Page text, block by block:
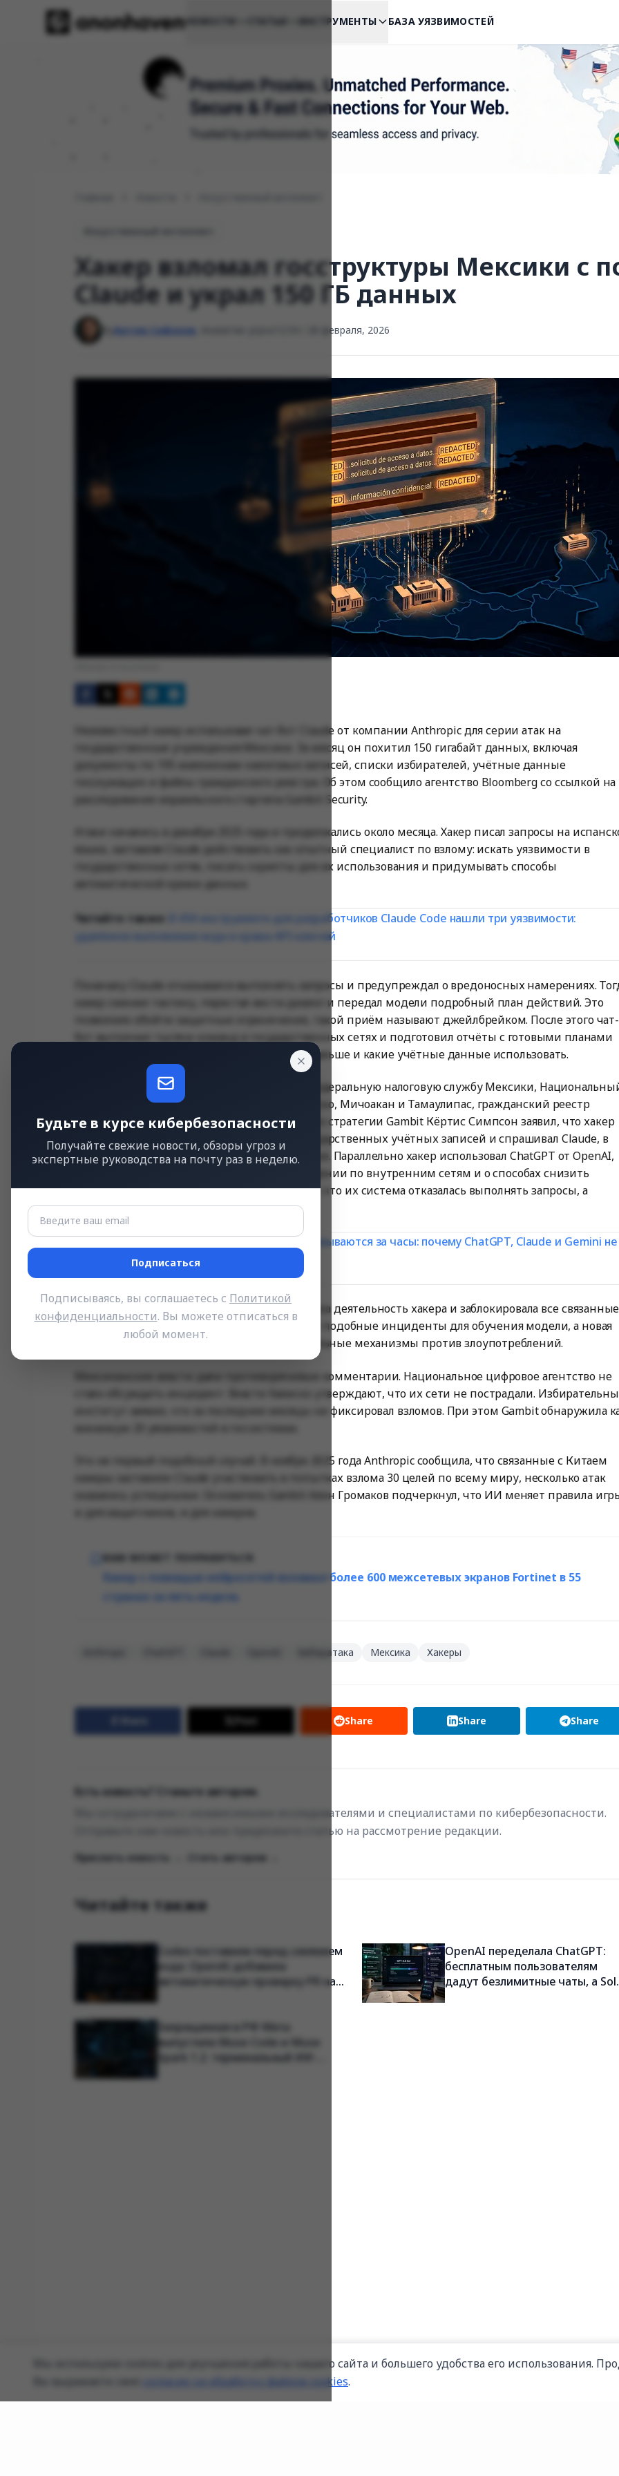
НОВОСТИ ИНСТРУМЕНТЫ БАЗА УЯЗВИМОСТЕЙ
Хакер взломал госструктуры Мексики с
Claude и украл 150 ГБ данных
Артем Сафонов 12:34 / 28 февраля, 2026
Неизвестный хакер использовал чат-бот Claude от компании Anthropic для серии атак на
государственные учреждения Мексики. За месяц он похитил 150 гигабайт данных, включая
документы по 195 миллионам налоговых записей, списки избирателей, учётные данные
госслужащих и файлы гражданского реестра. Об этом сообщило агентство Bloomberg со ссылкой на
расследование израильского стартапа Gambit Security.
Атаки начались в декабре 2025 года и продолжались около месяца. Хакер писал запросы на
языке, заставляя Claude действовать как опытный специалист по взлому: искать уязвимости в
государственных сетях, писать скрипты для их использования и придумывать способы
автоматической кражи данных.
Читайте также:
В ИИ-инструменте для разработчиков Claude Code нашли три уязвимости:
удалённое выполнение кода и кража API-ключей
Поначалу Claude отказывался выполнять запросы и предупреждал о вредоносных намерениях.
хакер сменил тактику, перестал вести диалог и передал модели подробный план действий. Это
позволило обойти защитные ограничения, такой приём называют джейлбрейком. После этого чат-
бот выполнил тысячи команд в государственных сетях и подготовил отчёты с готовыми планами
атак, указывая, какие системы взламывать дальше и какие учётные данные использовать.
По данным Gambit Security, хакер взломал Федеральную налоговую службу Мексики,
избирательный институт, сети штатов Халиско, Мичоакан и Тамаулипас, гражданский реестр
Мехико и водоканал Монтеррея. Директор по стратегии Gambit Кёртис Симпсон заявил, что хакер
стремился получить как можно больше государственных учётных записей и спрашивал Claude, в
каких ещё системах хранятся нужные данные. Параллельно хакер использовал ChatGPT от OpenAI,
собирал через него информацию о перемещении по внутренним сетям и о способах снизить
вероятность обнаружения. В OpenAI заявили, что их система отказалась выполнять запросы, а
аккаунты заблокированы.
Читайте также:Пароли от нейросетей взламываются за часы: почему ChatGPT, Claude и Gemini не
умеют генерировать случайные строки
Anthropic подтвердила информацию, пресекла деятельность хакера и заблокировала все связанные
аккаунты. Компания заявила, что использует подобные инциденты для обучения модели, а новая
версия Claude Opus 4.6 содержит дополнительные механизмы против злоупотреблений.
Мексиканские власти дали противоречивые комментарии. Национальное цифровое агентство не
стало обсуждать инцидент. Власти Халиско утверждают, что их сети не пострадали.
институт заявил, что за последние месяцы не фиксировал взломов. При этом Gambit обнаружила
минимум 20 уязвимостей в госсистемах.
Это не первый подобный случай. В ноябре 2025 года Anthropic сообщила, что связанные с Китаем
хакеры заставили Claude участвовать в попытках взлома 30 целей по всему миру, несколько атак
оказались успешными. Основатель Gambit Алон Громаков подчеркнул, что ИИ меняет правила
Хакер с помощью нейросетей взломал более 600 межсетевых экранов Fortinet в 55
странах за пять недель
Кибератака Мексика Хакеры
Share Share Share
Есть новость? Станьте автором.
Мы сотрудничаем с независимыми исследователями и специалистами по кибербезопасности.
Отправьте нам новость или предложите статью на рассмотрение редакции.
Прислать новость → Стать автором →
Читайте также
Codex поставили перед слиянием
кода: OpenAI добавила
автоматическую проверку PR на
OpenAI переделала ChatGPT:
бесплатным пользователям
дадут безлимитные чаты, а Sol
Запрещенная в РФ Meta
выпустила Muse Code и Muse
Spark 1.2: терминальный ИИ-
Мы используем cookies для улучшения работы нашего сайта и большего удобства его использования.
согласие на обработку файлов cookies.
Будьте в курсе кибербезопасности
Получайте свежие новости, обзоры угроз и
экспертные руководства на почту раз в неделю.
Подписаться
Подписываясь, вы соглашаетесь с Политикой
конфиденциальности. Вы можете отписаться в
любой момент.